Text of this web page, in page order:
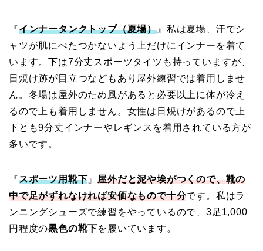
『インナータンクトップ（夏場）』私は夏場、汗でシ
ャツが肌にべたつかないよう上だけにインナーを着て
います。下は7分丈スポーツタイツも持っていますが、
日焼け跡が目立つなどもあり屋外練習では着用しませ
ん。冬場は屋外のため風があると必要以上に体が冷え
るので上も着用しません。女性は日焼けがあるので上
下とも9分丈インナーやレギンスを着用されている方が
多いです。
『スポーツ用靴下』屋外だと泥や埃がつくので、靴の
中で足がずれなければ安価なもので十分です。私はラ
ンニングシューズで練習をやっているので、3足1,000
円程度の黒色の靴下を履いています。